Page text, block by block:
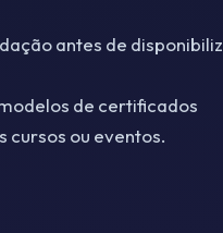
antes de
de certificados
ou eventos.